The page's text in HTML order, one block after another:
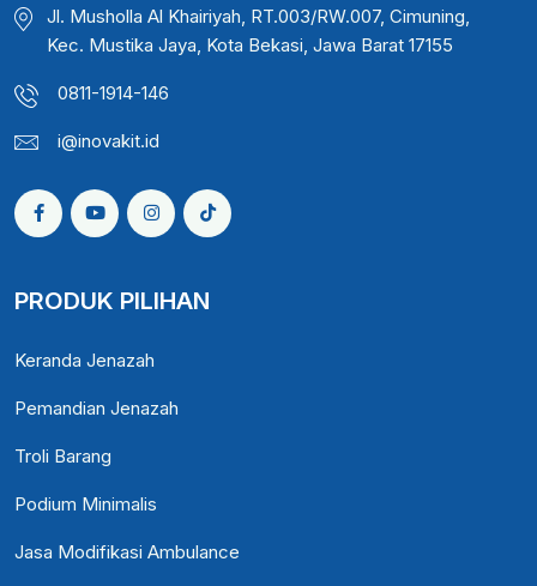
Jl. Musholla Al Khairiyah, RT.003/RW.007, Cimuning,
Kec. Mustika Jaya, Kota Bekasi, Jawa Barat 17155
0811-1914-146
i@inovakit.id
PRODUK PILIHAN
Keranda Jenazah
Pemandian Jenazah
Troli Barang
Podium Minimalis
Jasa Modifikasi Ambulance